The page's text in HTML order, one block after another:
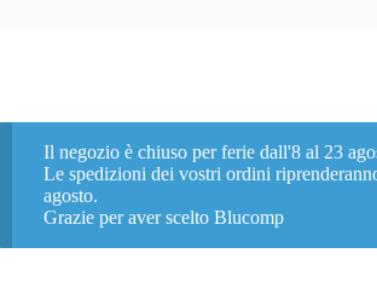
Il negozio è chiuso per ferie dall'8 al 23
Le spedizioni dei vostri ordini
agosto.
Grazie per aver scelto Blucomp